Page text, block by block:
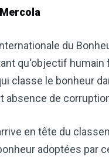
du
qu'objectif humain
classe le bonheur
absence de
en tête du
adoptées par